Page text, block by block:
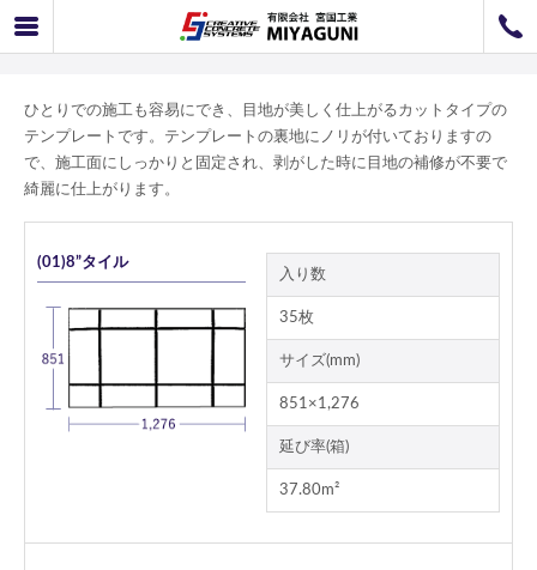
お問い合わせ 工事のお見積もり
テンプレート各種
ひとりでの施工も容易にでき、目地が美しく仕上がるカットタイプの
テンプレートです。テンプレートの裏地にノリが付いておりますの
で、施工面にしっかりと固定され、剥がした時に目地の補修が不要で
綺麗に仕上がります。
(01)8”タイル
入り数
35枚
サイズ(mm)
851×1,276
延び率(箱)
37.80m²